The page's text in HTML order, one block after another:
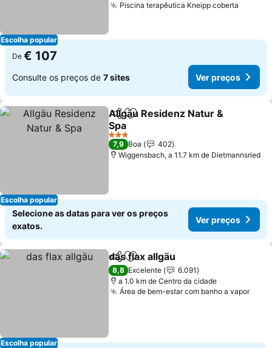
Escolha popular
Piscina terapêutica Kneipp coberta
De € 107
Consulte os preços de 7 sites Ver preços
Escolha popular
PartilharAdicionar aos favoritos
Allgäu Residenz Natur &
Spa
3 Estrelas
7,9 Boa
402
Wiggensbach, a 11.7 km de Dietmannsried
Selecione as datas para ver os preços
exatos.
Ver preços
Escolha popular
PartilharAdicionar aos favoritos
das flax allgäu
8,8 Excelente
6.091
a 1.0 km de Centro da cidade
Área de bem-estar com banho a vapor